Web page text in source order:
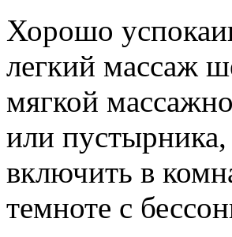
Хорошо
легкий массаж
мягкой
или
включить в
темноте с